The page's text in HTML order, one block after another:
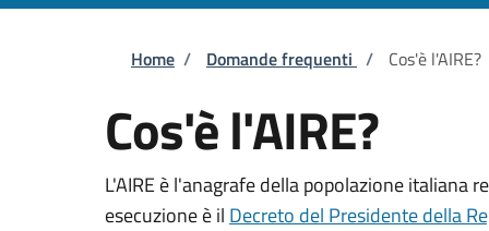
Briciole di pane
Home / Domande frequenti / Cos'è l'AIRE?
Cos'è l'AIRE?
L'AIRE è l'anagrafe della popolazione italiana
esecuzione è il Decreto del Presidente della